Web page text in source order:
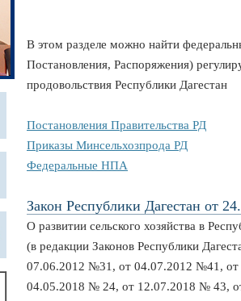
В этом разделе можно найти
Постановления, Распоряжения)
продовольствия Республики Дагестан
Постановления Правительства РД
Приказы Минсельхозпрода РД
Федеральные НПА
Закон Республики Дагестан от
О развитии сельского хозяйства в
(в редакции Законов Республики
07.06.2012 №31, от 04.07.2012 №41,
04.05.2018 № 24, от 12.07.2018 № 43,